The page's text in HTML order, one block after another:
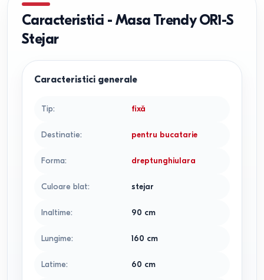
Caracteristici - Masa Trendy OR1-S
Stejar
Caracteristici generale
Tip: fixă
Destinatie: pentru bucatarie
Forma: dreptunghiulara
Culoare blat: stejar
Inaltime: 90 cm
Lungime: 160 cm
Latime: 60 cm